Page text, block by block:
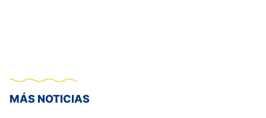
MÁS NOTICIAS